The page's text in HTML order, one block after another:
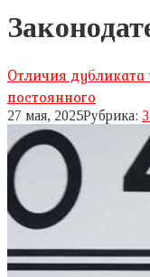
Отличия дубликата
постоянного
27 мая, 2025Рубрика: